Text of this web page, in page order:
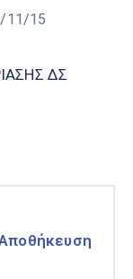
11/15
ΔΣ